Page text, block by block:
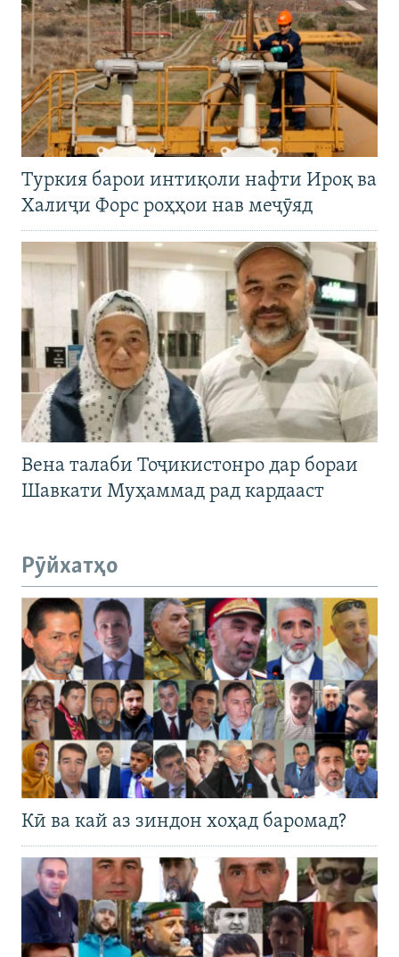
Туркия барои интиқоли нафти Ироқ ва
Халиҷи Форс роҳҳои нав меҷӯяд
Вена талаби Тоҷикистонро дар бораи
Шавкати Муҳаммад рад кардааст
Рӯйхатҳо
Кӣ ва кай аз зиндон хоҳад баромад?